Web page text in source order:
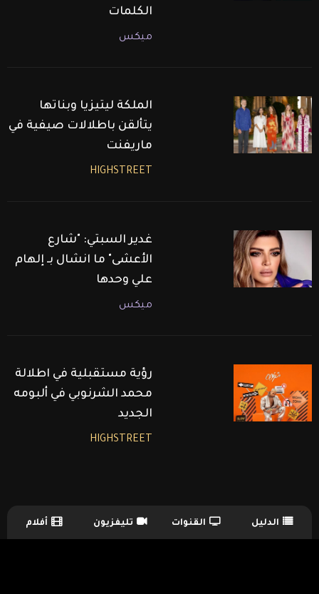
الكلمات
ميكس
الملكة ليتيزيا وبناتها
يتألقن باطلالات صيفية في
ماريفنت
HIGHSTREET
غدير السبتي: "شارع
الأعشى" ما انشال بـ إلهام
علي وحدها
ميكس
رؤية مستقبلية في اطلالة
محمد الشرنوبي في ألبومه
الجديد
HIGHSTREET
TV Guide Menu الدليل القنوات تليفزيون أفلام